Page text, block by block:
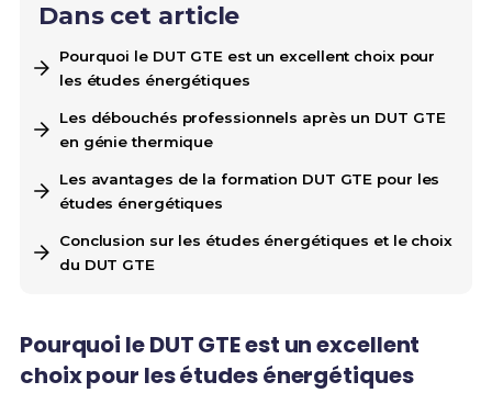
Dans cet article
Pourquoi le DUT GTE est un excellent choix pour
les études énergétiques
Les débouchés professionnels après un DUT GTE
en génie thermique
Les avantages de la formation DUT GTE pour les
études énergétiques
Conclusion sur les études énergétiques et le choix
du DUT GTE
Pourquoi le DUT GTE est un excellent
choix pour les études énergétiques